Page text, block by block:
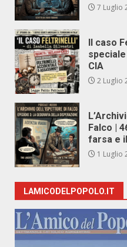
7 Luglio
Il caso
CIA
2 Luglio
Falco |
farsa e
1 Luglio
LAMICODELPOPOLO.IT